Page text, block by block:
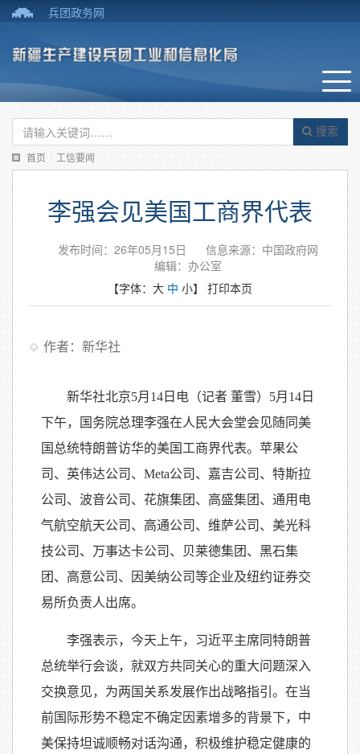
兵团政务网
搜索
首页 / 工信要闻
李强会见美国工商界代表
发布时间：26年05月15日
信息来源：中国政府网
编辑：办公室
【字体： 大 中 小】 打印本页
作者：新华社
新华社北京5月14日电（记者 董雪）5月14日
下午，国务院总理李强在人民大会堂会见随同美
国总统特朗普访华的美国工商界代表。苹果公
司、英伟达公司、Meta公司、嘉吉公司、特斯拉
公司、波音公司、花旗集团、高盛集团、通用电
气航空航天公司、高通公司、维萨公司、美光科
技公司、万事达卡公司、贝莱德集团、黑石集
团、高意公司、因美纳公司等企业及纽约证券交
易所负责人出席。
李强表示，今天上午，习近平主席同特朗普
总统举行会谈，就双方共同关心的重大问题深入
交换意见，为两国关系发展作出战略指引。在当
前国际形势不稳定不确定因素增多的背景下，中
美保持坦诚顺畅对话沟通，积极维护稳定健康的